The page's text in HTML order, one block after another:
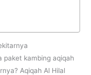
paket kambing aqiqah
Aqiqah Al Hilal